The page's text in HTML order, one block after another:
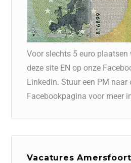
Voor slechts 5 euro
deze site EN op onze
Linkedin. Stuur een PM naar
Facebookpagina voor meer
Vacatures